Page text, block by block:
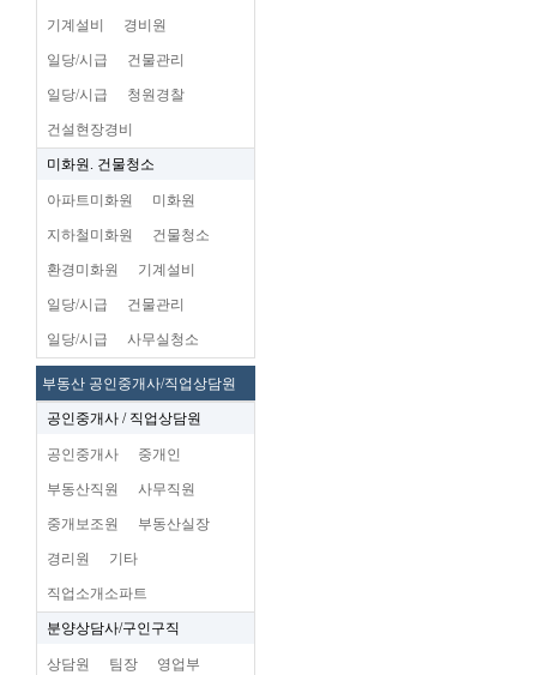
기계설비 경비원
일당/시급 건물관리
일당/시급 청원경찰
건설현장경비
미화원. 건물청소
아파트미화원 미화원
지하철미화원 건물청소
환경미화원 기계설비
일당/시급 건물관리
일당/시급 사무실청소
부동산 공인중개사/직업상담원
공인중개사 / 직업상담원
공인중개사 중개인
부동산직원 사무직원
중개보조원 부동산실장
경리원 기타
직업소개소파트
분양상담사/구인구직
상담원 팀장 영업부